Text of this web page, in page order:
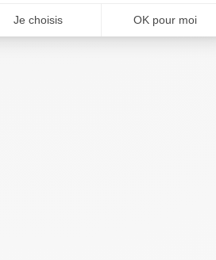
Je choisis OK pour moi